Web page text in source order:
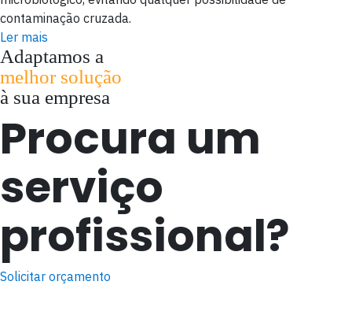
contaminação cruzada.
Ler mais
Adaptamos a
melhor solução
à sua empresa
Procura um
serviço
profissional?
Solicitar orçamento